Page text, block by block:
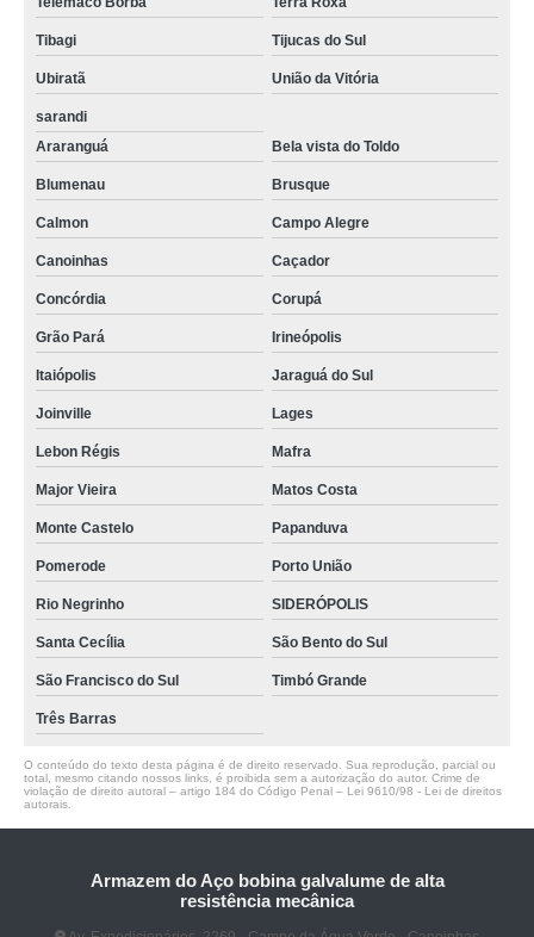
Tibagi Tijucas do Sul
Ubiratã União da Vitória
sarandi
Araranguá
Bela vista do Toldo
Blumenau Brusque
Calmon Campo Alegre
Canoinhas Caçador
Concórdia Corupá
Grão Pará Irineópolis
Itaiópolis Jaraguá do Sul
Joinville Lages
Lebon Régis Mafra
Major Vieira Matos Costa
Monte Castelo Papanduva
Pomerode Porto União
Rio Negrinho SIDERÓPOLIS
Santa Cecília São Bento do Sul
São Francisco do Sul Timbó Grande
Três Barras
O conteúdo do texto desta página é de direito reservado. Sua reprodução, parcial ou
total, mesmo citando nossos links, é proibida sem a autorização do autor. Crime de
violação de direito autoral – artigo 184 do Código Penal – Lei 9610/98 - Lei de direitos
autorais
Armazem do Aço bobina galvalume de alta
resistência mecânica